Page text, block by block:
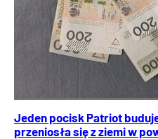
Jeden pocisk Patriot
przeniosła się z ziemi w